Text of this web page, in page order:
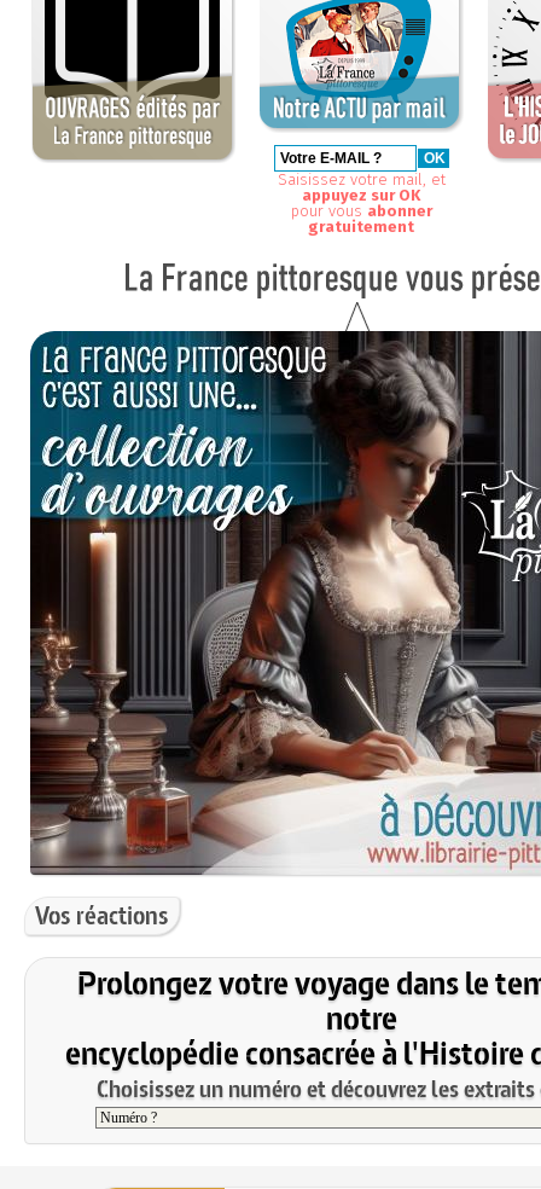
Saisissez votre mail, et
appuyez sur OK
pour vous abonner
gratuitement
Vos réactions
Prolongez votre voyage dans le
notre
encyclopédie consacrée à l'Histoire
Choisissez un numéro et découvrez les